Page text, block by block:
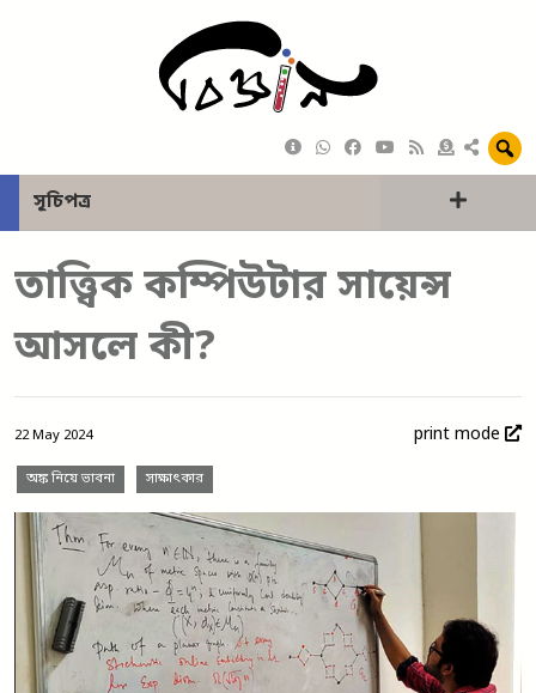
সূচিপত্র
তাত্ত্বিক কম্পিউটার সায়েন্স
আসলে কী?
22 May 2024 print mode
অঙ্ক নিয়ে ভাবনা সাক্ষাৎকার